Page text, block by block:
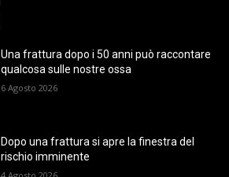
Una frattura dopo i 50 anni può raccontare
qualcosa sulle nostre ossa
6 Agosto 2026
Dopo una frattura si apre la finestra del
rischio imminente